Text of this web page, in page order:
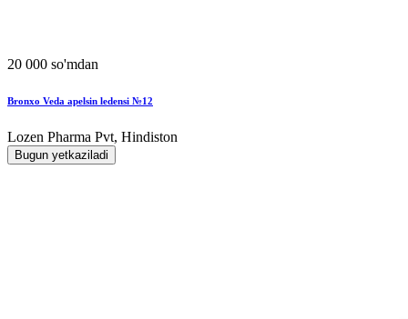
20 000 so'mdan
Bronxo Veda apelsin ledensi №12
Lozen Pharma Pvt, Hindiston
Bugun yetkaziladi